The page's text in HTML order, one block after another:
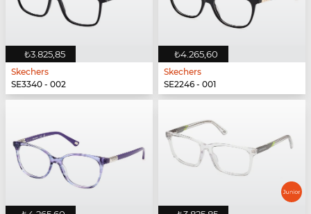
₺3.825,85
Skechers
SE3340 - 002
₺4.265,60
Skechers
SE2246 - 001